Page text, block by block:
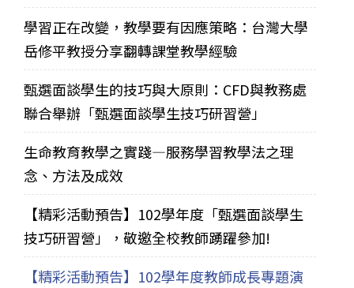
學習正在改變，教學要有因應策略：台灣大學
岳修平教授分享翻轉課堂教學經驗
甄選面談學生的技巧與大原則：CFD與教務處
聯合舉辦「甄選面談學生技巧研習營」
生命教育教學之實踐—服務學習教學法之理
念、方法及成效
【精彩活動預告】102學年度「甄選面談學生
技巧研習營」，敬邀全校教師踴躍參加!
【精彩活動預告】102學年度教師成長專題演